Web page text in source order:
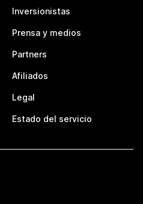
Inversionistas
Prensa y medios
Partners
Afiliados
Legal
Estado del servicio